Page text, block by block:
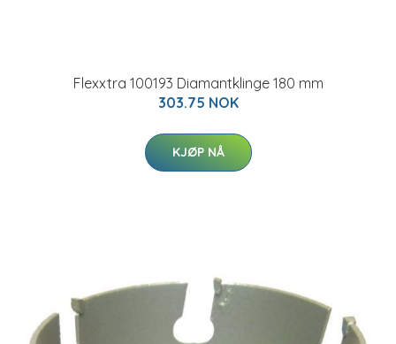
Flexxtra 100193 Diamantklinge 180 mm
303.75 NOK
KJØP NÅ